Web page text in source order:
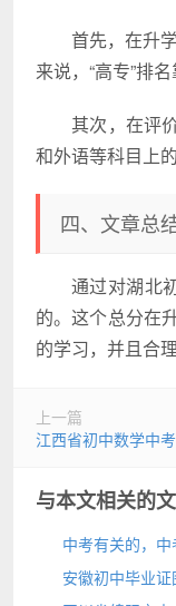
首先，在升
来说，“高专”排
其次，在评
和外语等科目上
四、文章总
通过对湖北
的。这个总分在
的学习，并且合
上一篇
江西省初中数学中
与本文相关的
中考有关的，中
安徽初中毕业